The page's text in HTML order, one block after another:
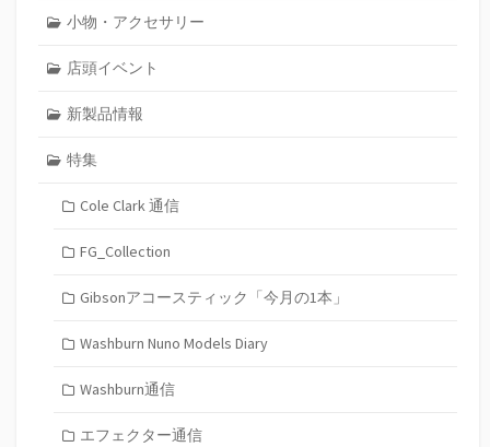
小物・アクセサリー
店頭イベント
新製品情報
特集
Cole Clark 通信
FG_Collection
Gibsonアコースティック「今月の1本」
Washburn Nuno Models Diary
Washburn通信
エフェクター通信